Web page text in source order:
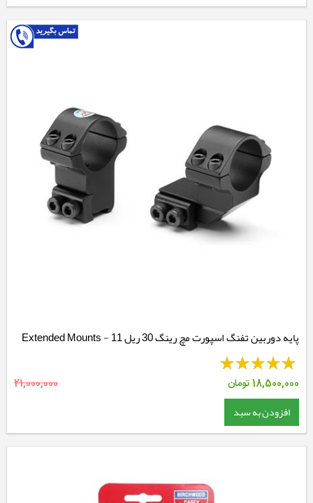
پایه دوربین تفنگ اسپورت مچ رینگ 30 ریل 11 - Extended Mounts
18,500,000 تومان 21,000,000
افزودن به سبد